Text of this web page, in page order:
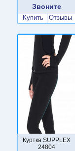
Звоните
Купить Отзывы
Куртка SUPPLEX
24804